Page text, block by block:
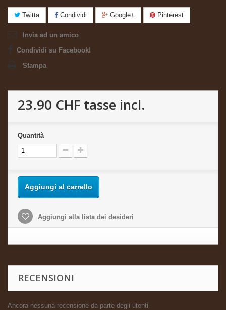
Twitta Condividi Google+ Pinterest
Invia ad un amico
Condividi su Facebook!
Stampa
23.90 CHF tasse incl.
Quantità
Aggiungi al carrello
Aggiungi alla lista dei desideri
RECENSIONI
Ancora nessuna recensione da parte degli utenti.